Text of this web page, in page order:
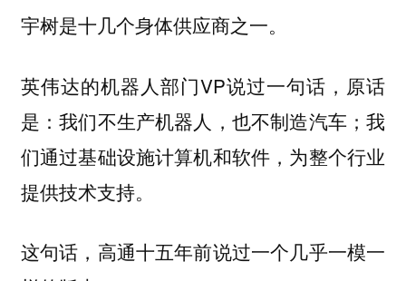
宇树是十几个身体供应商之一。
英伟达的机器人部门VP说过一句话，原话
是：我们不生产机器人，也不制造汽车；我
们通过基础设施计算机和软件，为整个行业
提供技术支持。
这句话，高通十五年前说过一个几乎一模一